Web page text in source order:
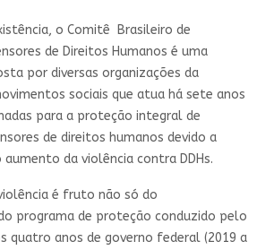
o Comitê Brasileiro de
de Direitos Humanos é uma
por diversas organizações da
sociais que atua há sete anos
das para a proteção integral de
de direitos humanos devido a
aumento da violência contra DDHs.
é fruto não só do
programa de proteção conduzido pelo
quatro anos de governo federal (2019 a